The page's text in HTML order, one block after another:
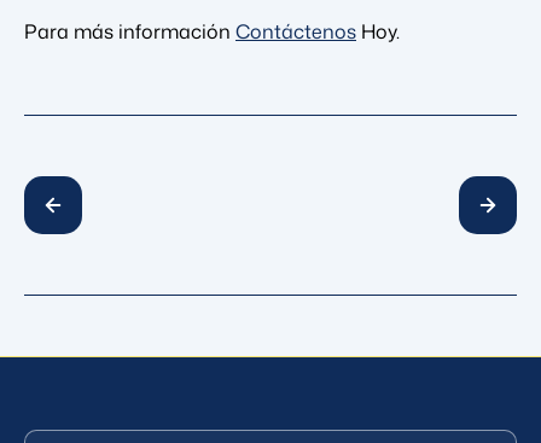
Para más información Contáctenos Hoy.